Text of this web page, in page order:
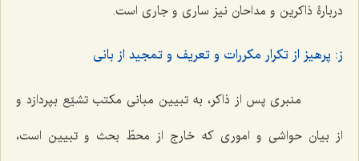
دربارۀ ذاکرین و مداحان نیز ساری و جاری است.
ز: پرهیز از تکرار مکررات و تعریف و تمجید از بانی
منبری پس از ذاکر، به تبیین مبانی مکتب تشیّع بپردازد و
از بیان حواشی و اموری که خارج از محطّ بحث و تبیین است،